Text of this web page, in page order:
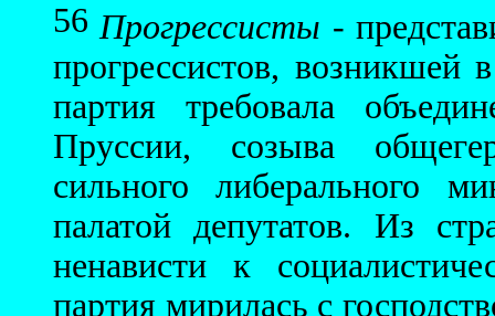
56 Прогрессисты -
прогрессистов, возникшей
партия требовала
Пруссии, созыва
сильного либерального
палатой депутатов. Из
ненависти к
партия мирилась с